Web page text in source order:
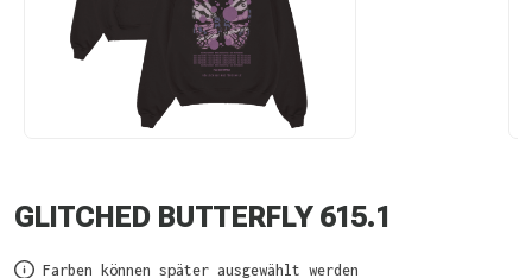
GLITCHED BUTTERFLY 615.1
Farben können später ausgewählt werden